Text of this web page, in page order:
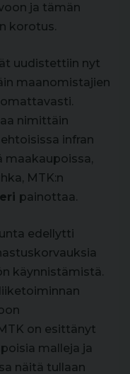
ja tämän
korotus.
uudistettiin nyt
maanomistajien
nimittäin
infran
MTK:n
painottaa.
edellytti
käynnistämistä.
on esittänyt
malleja ja
näitä tullaan